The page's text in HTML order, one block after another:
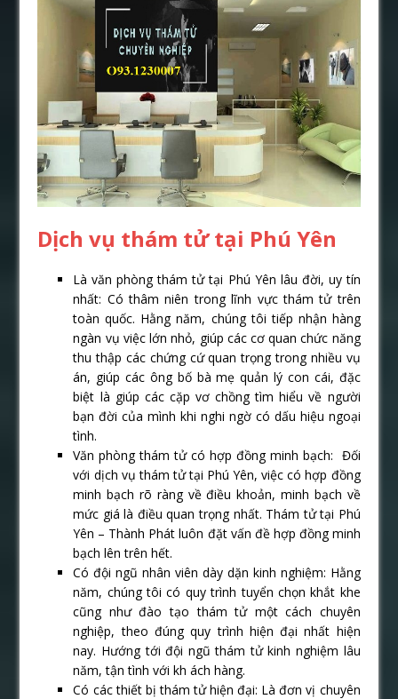
Dịch vụ thám tử tại Phú Yên
Là văn phòng thám tử tại Phú Yên lâu đời, uy tín
nhất: Có thâm niên trong lĩnh vực thám tử trên
toàn quốc. Hằng năm, chúng tôi tiếp nhận hàng
ngàn vụ việc lớn nhỏ, giúp các cơ quan chức năng
thu thập các chứng cứ quan trọng trong nhiều vụ
án, giúp các ông bố bà mẹ quản lý con cái, đặc
biệt là giúp các cặp vơ chồng tìm hiểu về người
bạn đời của mình khi nghi ngờ có dấu hiệu ngoại
tình.
Văn phòng thám tử có hợp đồng minh bạch: Đối
với dịch vụ thám tử tại Phú Yên, việc có hợp đồng
minh bạch rõ ràng về điều khoản, minh bạch về
mức giá là điều quan trọng nhất. Thám tử tại Phú
Yên – Thành Phát luôn đặt vấn đề hợp đồng minh
bạch lên trên hết.
Có đội ngũ nhân viên dày dặn kinh nghiệm: Hằng
năm, chúng tôi có quy trình tuyển chọn khắt khe
cũng như đào tạo thám tử một cách chuyên
nghiệp, theo đúng quy trình hiện đại nhất hiện
nay. Hướng tới đội ngũ thám tử kinh nghiệm lâu
năm, tận tình với kh ách hàng.
Có các thiết bị thám tử hiện đại: Là đơn vị chuyên